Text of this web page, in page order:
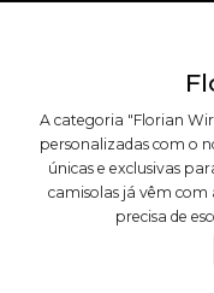
A categoria "Florian
personalizadas com o
únicas e exclusivas
camisolas já vêm com
precisa de